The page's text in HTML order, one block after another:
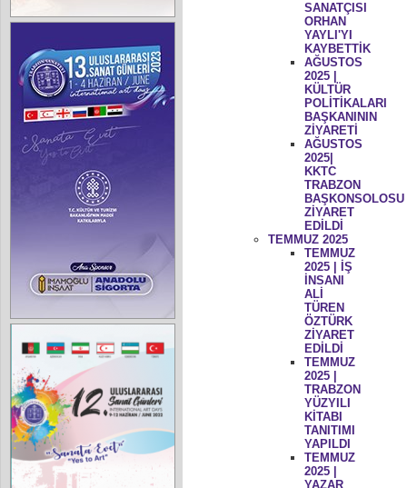
SANATÇISI
ORHAN
YAYLI'YI
KAYBETTİK
AĞUSTOS
2025 |
KÜLTÜR
POLİTİKALARI
BAŞKANININ
ZİYARETİ
AĞUSTOS
2025|
KKTC
TRABZON
BAŞKONSOLOSU
ZİYARET
EDİLDİ
TEMMUZ 2025
TEMMUZ
2025 | İŞ
İNSANI
ALİ
TÜREN
ÖZTÜRK
ZİYARET
EDİLDİ
TEMMUZ
2025 |
TRABZON
YÜZYILI
KİTABI
TANITIMI
YAPILDI
TEMMUZ
2025 |
YAZAR